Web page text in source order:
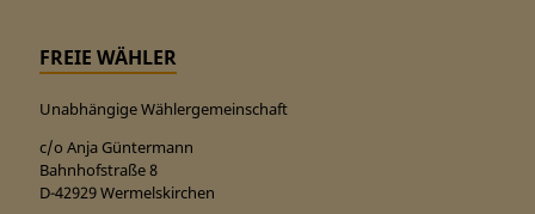
FREIE WÄHLER
Unabhängige Wählergemeinschaft
c/o Anja Güntermann
Bahnhofstraße 8
D-42929 Wermelskirchen